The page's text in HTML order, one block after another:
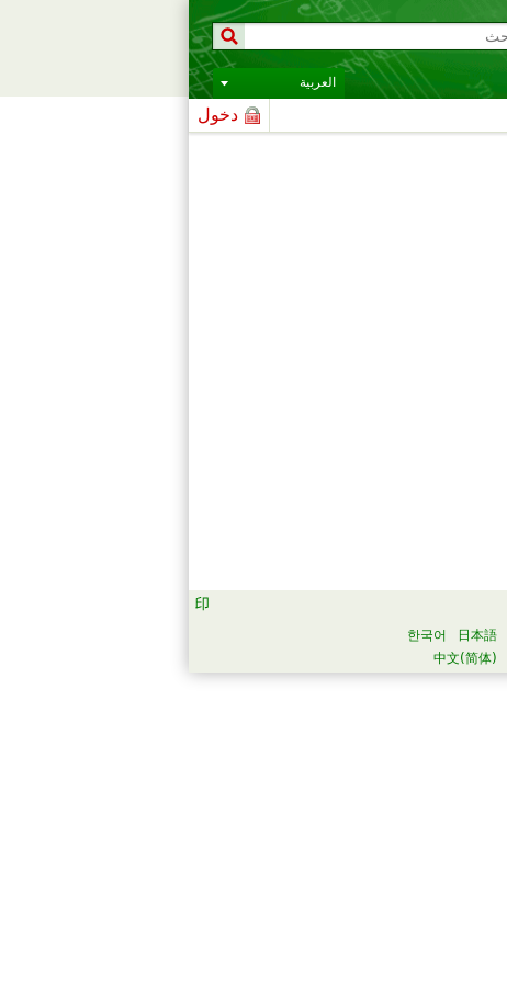
العربية
دخول
日本語
한국어
中文(简体)